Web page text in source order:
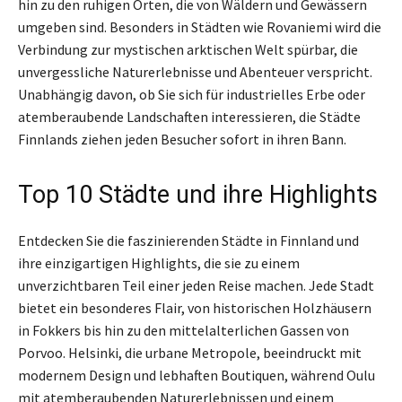
hin zu den ruhigen Orten, die von Wäldern und Gewässern
umgeben sind. Besonders in Städten wie Rovaniemi wird die
Verbindung zur mystischen arktischen Welt spürbar, die
unvergessliche Naturerlebnisse und Abenteuer verspricht.
Unabhängig davon, ob Sie sich für industrielles Erbe oder
atemberaubende Landschaften interessieren, die Städte
Finnlands ziehen jeden Besucher sofort in ihren Bann.
Top 10 Städte und ihre Highlights
Entdecken Sie die faszinierenden Städte in Finnland und
ihre einzigartigen Highlights, die sie zu einem
unverzichtbaren Teil einer jeden Reise machen. Jede Stadt
bietet ein besonderes Flair, von historischen Holzhäusern
in Fokkers bis hin zu den mittelalterlichen Gassen von
Porvoo. Helsinki, die urbane Metropole, beeindruckt mit
modernem Design und lebhaften Boutiquen, während Oulu
mit atemberaubenden Naturerlebnissen und einem